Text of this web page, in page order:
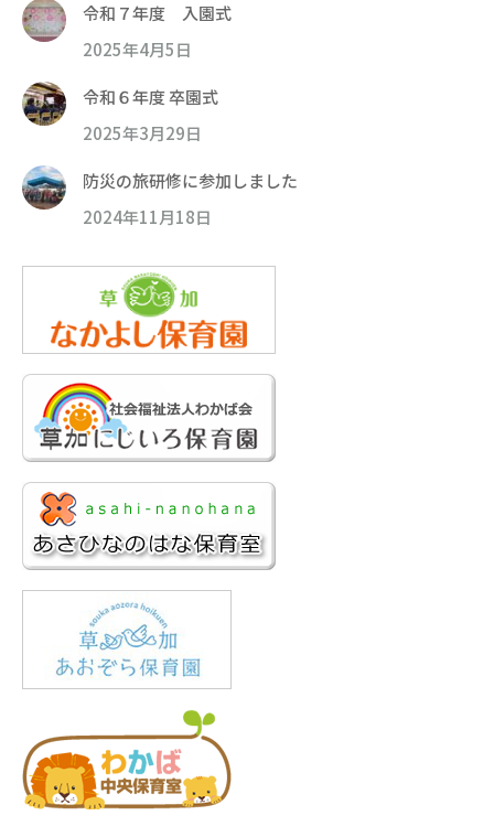
令和７年度 入園式
2025年4月5日
令和６年度 卒園式
2025年3月29日
防災の旅研修に参加しました
2024年11月18日